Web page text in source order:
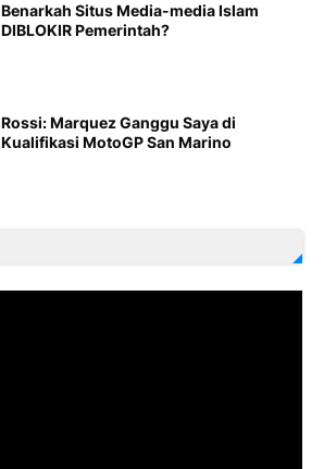
Benarkah Situs Media-media Islam
DIBLOKIR Pemerintah?
Rossi: Marquez Ganggu Saya di
Kualifikasi MotoGP San Marino